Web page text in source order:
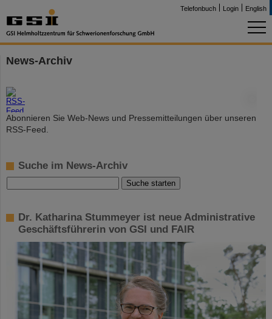
Telefonbuch Login English
News-Archiv
Abonnieren Sie Web-News und Pressemitteilungen über unseren
RSS-Feed.
Suche im News-Archiv
Dr. Katharina Stummeyer ist neue Administrative
Geschäftsführerin von GSI und FAIR